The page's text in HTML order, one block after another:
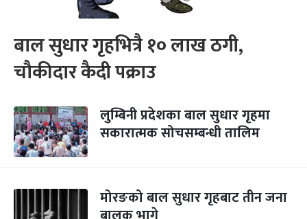
बाल सुधार गृहभित्रै १० लाख ठगी,
चौकीदार कैदी पक्राउ
लुम्बिनी प्रदेशका बाल सुधार गृहमा
सकारात्मक सोचसम्बन्धी तालिम
मोरङको बाल सुधार गृहबाट तीन जना